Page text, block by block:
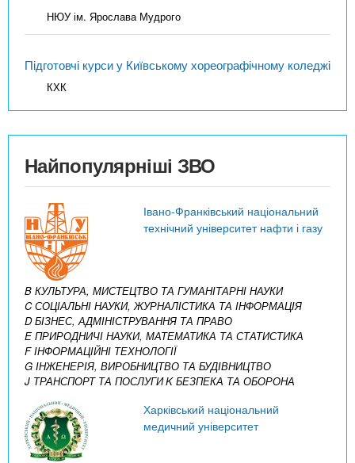
НЮУ ім. Ярослава Мудрого
Підготовчі курси у Київському хореографічному коледжі
КХК
Найпопулярніші ЗВО
Івано-Франківський національний
технічний університет нафти і газу
B КУЛЬТУРА, МИСТЕЦТВО ТА ГУМАНІТАРНІ НАУКИ
C СОЦІАЛЬНІ НАУКИ, ЖУРНАЛІСТИКА ТА ІНФОРМАЦІЯ
D БІЗНЕС, АДМІНІСТРУВАННЯ ТА ПРАВО
E ПРИРОДНИЧІ НАУКИ, МАТЕМАТИКА ТА СТАТИСТИКА
F ІНФОРМАЦІЙНІ ТЕХНОЛОГІЇ
G ІНЖЕНЕРІЯ, ВИРОБНИЦТВО ТА БУДІВНИЦТВО
J ТРАНСПОРТ ТА ПОСЛУГИK БЕЗПЕКА ТА ОБОРОНА
Харківський національний
медичний університет